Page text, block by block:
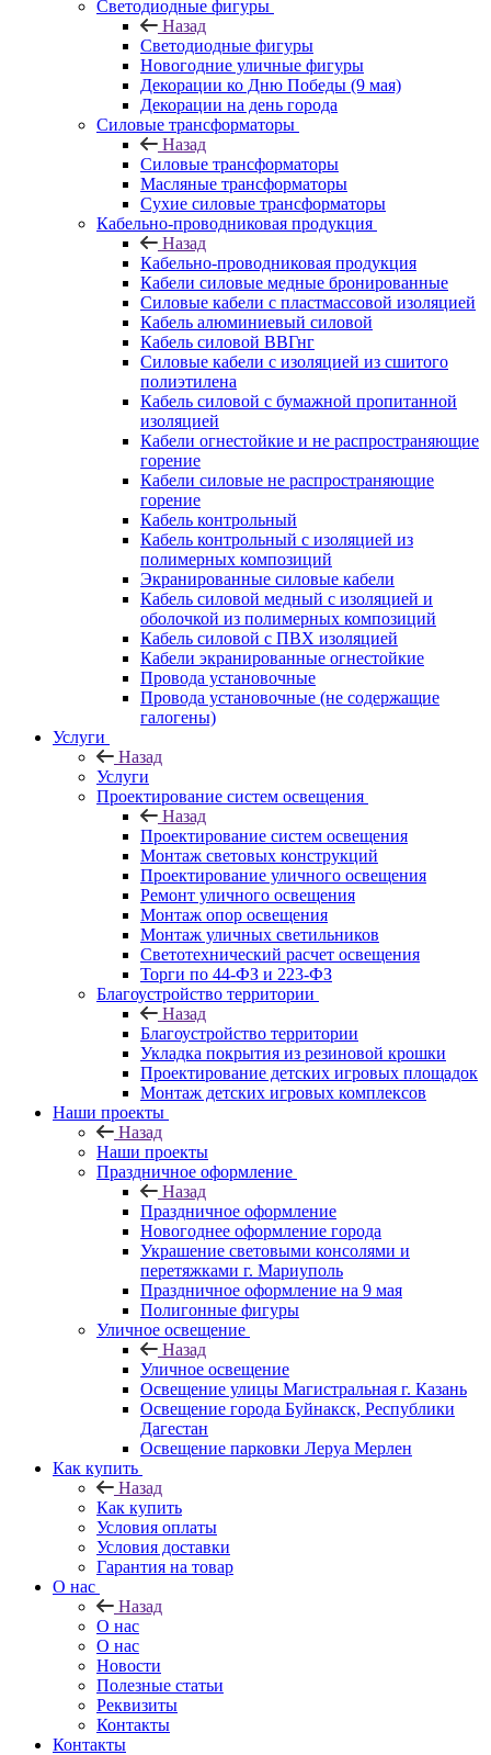
Светодиодные фигуры
Назад
Светодиодные фигуры
Новогодние уличные фигуры
Декорации ко Дню Победы (9 мая)
Декорации на день города
Силовые трансформаторы
Назад
Силовые трансформаторы
Масляные трансформаторы
Сухие силовые трансформаторы
Кабельно-проводниковая продукция
Назад
Кабельно-проводниковая продукция
Кабели силовые медные бронированные
Силовые кабели с пластмассовой изоляцией
Кабель алюминиевый силовой
Кабель силовой ВВГнг
Силовые кабели с изоляцией из сшитого
полиэтилена
Кабель силовой с бумажной пропитанной
изоляцией
Кабели огнестойкие и не распространяющие
горение
Кабели силовые не распространяющие
горение
Кабель контрольный
Кабель контрольный с изоляцией из
полимерных композиций
Экранированные силовые кабели
Кабель силовой медный с изоляцией и
оболочкой из полимерных композиций
Кабель силовой с ПВХ изоляцией
Кабели экранированные огнестойкие
Провода установочные
Провода установочные (не содержащие
галогены)
Услуги
Назад
Услуги
Проектирование систем освещения
Назад
Проектирование систем освещения
Монтаж световых конструкций
Проектирование уличного освещения
Ремонт уличного освещения
Монтаж опор освещения
Монтаж уличных светильников
Светотехнический расчет освещения
Торги по 44-ФЗ и 223-ФЗ
Благоустройство территории
Назад
Благоустройство территории
Укладка покрытия из резиновой крошки
Проектирование детских игровых площадок
Монтаж детских игровых комплексов
Наши проекты
Назад
Наши проекты
Праздничное оформление
Назад
Праздничное оформление
Новогоднее оформление города
Украшение световыми консолями и
перетяжками г. Мариуполь
Праздничное оформление на 9 мая
Полигонные фигуры
Уличное освещение
Назад
Уличное освещение
Освещение улицы Магистральная г. Казань
Освещение города Буйнакск, Республики
Дагестан
Освещение парковки Леруа Мерлен
Как купить
Назад
Как купить
Условия оплаты
Условия доставки
Гарантия на товар
О нас
Назад
О нас
О нас
Новости
Полезные статьи
Реквизиты
Контакты
Контакты